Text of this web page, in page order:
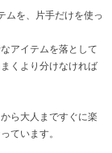
ムを、片手だけを使っ
アイテムを落として
くより分けなければ
ら大人まですぐに楽
ています。